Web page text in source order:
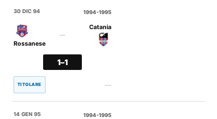
30 DIC 94
Rossanese
—
Catania
1–1
TITOLARE —
1994-1995
14 GEN 95 1994-1995